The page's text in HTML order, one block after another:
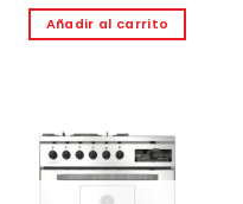
Añadir al carrito